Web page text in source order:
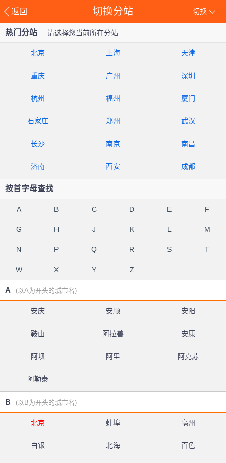
返回 切换
切换分站
热门分站 请选择您当前所在分站
北京 上海 天津
重庆 广州 深圳
杭州 福州 厦门
石家庄 郑州 武汉
长沙 南京 南昌
济南 西安 成都
按首字母查找
A B C D E F
G H J K L M
N P Q R S T
W X Y Z
A (以A为开头的城市名)
安庆 安顺 安阳
鞍山 阿拉善 安康
阿坝 阿里 阿克苏
阿勒泰
B (以B为开头的城市名)
北京 蚌埠 亳州
白银 北海 百色